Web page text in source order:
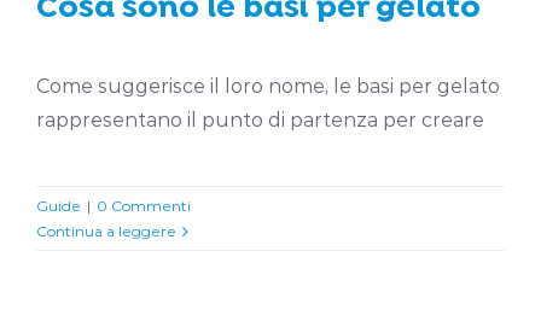
Cosa sono le basi per gelato
Come suggerisce il loro nome, le basi per gelato
rappresentano il punto di partenza per creare
Guide | 0 Commenti
Continua a leggere